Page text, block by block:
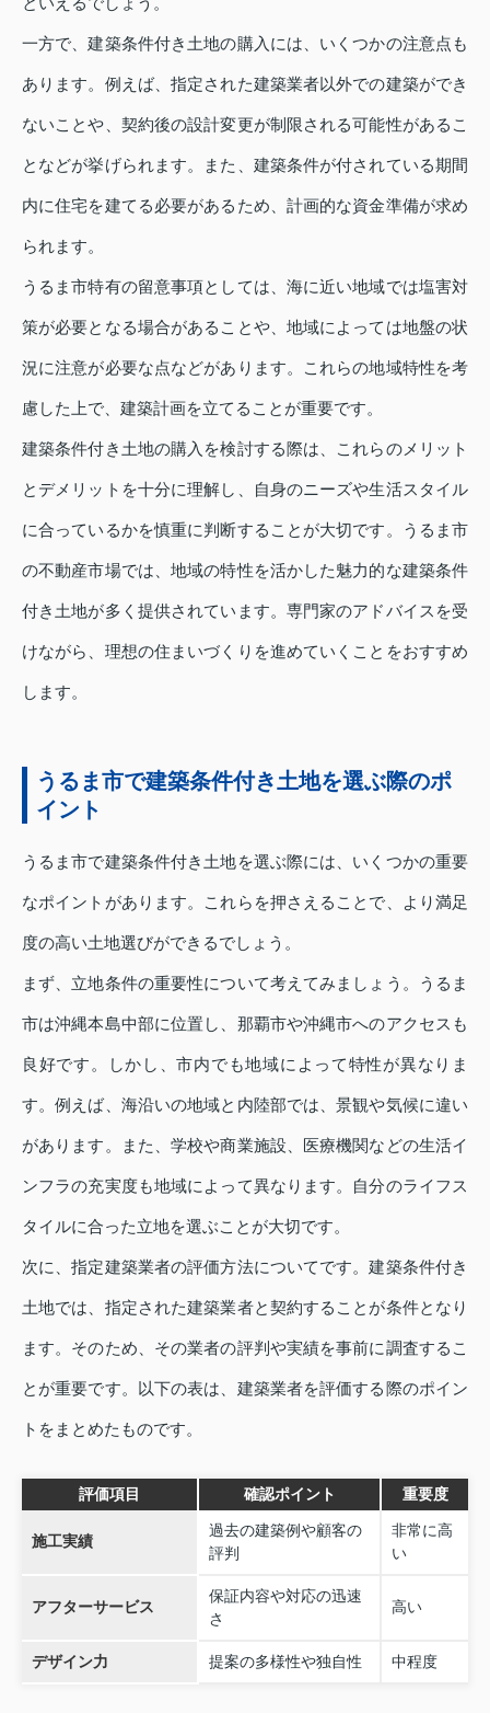
一方で、建築条件付き土地の購入には、いくつかの注意点も
あります。例えば、指定された建築業者以外での建築ができ
ないことや、契約後の設計変更が制限される可能性があるこ
となどが挙げられます。また、建築条件が付されている期間
内に住宅を建てる必要があるため、計画的な資金準備が求め
られます。
うるま市特有の留意事項としては、海に近い地域では塩害対
策が必要となる場合があることや、地域によっては地盤の状
況に注意が必要な点などがあります。これらの地域特性を考
慮した上で、建築計画を立てることが重要です。
建築条件付き土地の購入を検討する際は、これらのメリット
とデメリットを十分に理解し、自身のニーズや生活スタイル
に合っているかを慎重に判断することが大切です。うるま市
の不動産市場では、地域の特性を活かした魅力的な建築条件
付き土地が多く提供されています。専門家のアドバイスを受
けながら、理想の住まいづくりを進めていくことをおすすめ
します。
うるま市で建築条件付き土地を選ぶ際のポ
イント
うるま市で建築条件付き土地を選ぶ際には、いくつかの重要
なポイントがあります。これらを押さえることで、より満足
度の高い土地選びができるでしょう。
まず、立地条件の重要性について考えてみましょう。うるま
市は沖縄本島中部に位置し、那覇市や沖縄市へのアクセスも
良好です。しかし、市内でも地域によって特性が異なりま
す。例えば、海沿いの地域と内陸部では、景観や気候に違い
があります。また、学校や商業施設、医療機関などの生活イ
ンフラの充実度も地域によって異なります。自分のライフス
タイルに合った立地を選ぶことが大切です。
次に、指定建築業者の評価方法についてです。建築条件付き
土地では、指定された建築業者と契約することが条件となり
ます。そのため、その業者の評判や実績を事前に調査するこ
とが重要です。以下の表は、建築業者を評価する際のポイン
トをまとめたものです。
評価項目 確認ポイント 重要度
施工実績
過去の建築例や顧客の
評判
非常に高
い
アフターサービス
保証内容や対応の迅速
さ
高い
デザイン力 提案の多様性や独自性 中程度